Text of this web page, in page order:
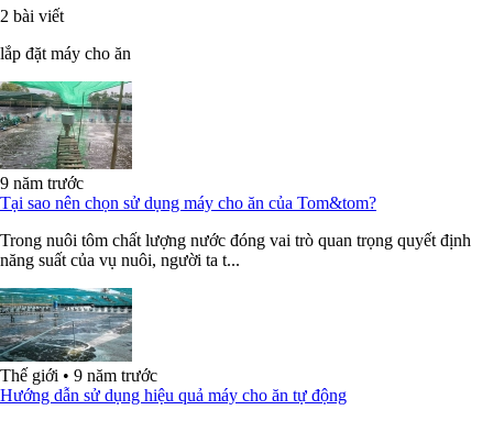
2 bài viết
lắp đặt máy cho ăn
9 năm trước
Tại sao nên chọn sử dụng máy cho ăn của Tom&tom?
Trong nuôi tôm chất lượng nước đóng vai trò quan trọng quyết định
năng suất của vụ nuôi, người ta t...
Thế giới • 9 năm trước
Hướng dẫn sử dụng hiệu quả máy cho ăn tự động